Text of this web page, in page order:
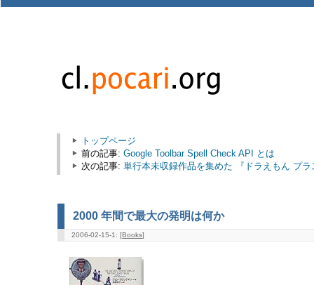
トップページ
前の記事: Google Toolbar Spell Check API とは
次の記事: 単行本未収録作品を集めた 『ドラえもん プラ
2000 年間で最大の発明は何か
2006-02-15-1: [Books]